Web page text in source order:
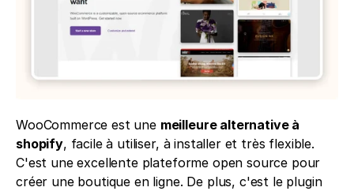
WooCommerce est une meilleure alternative à
shopify, facile à utiliser, à installer et très flexible.
C'est une excellente plateforme open source pour
créer une boutique en ligne. De plus, c'est le plugin